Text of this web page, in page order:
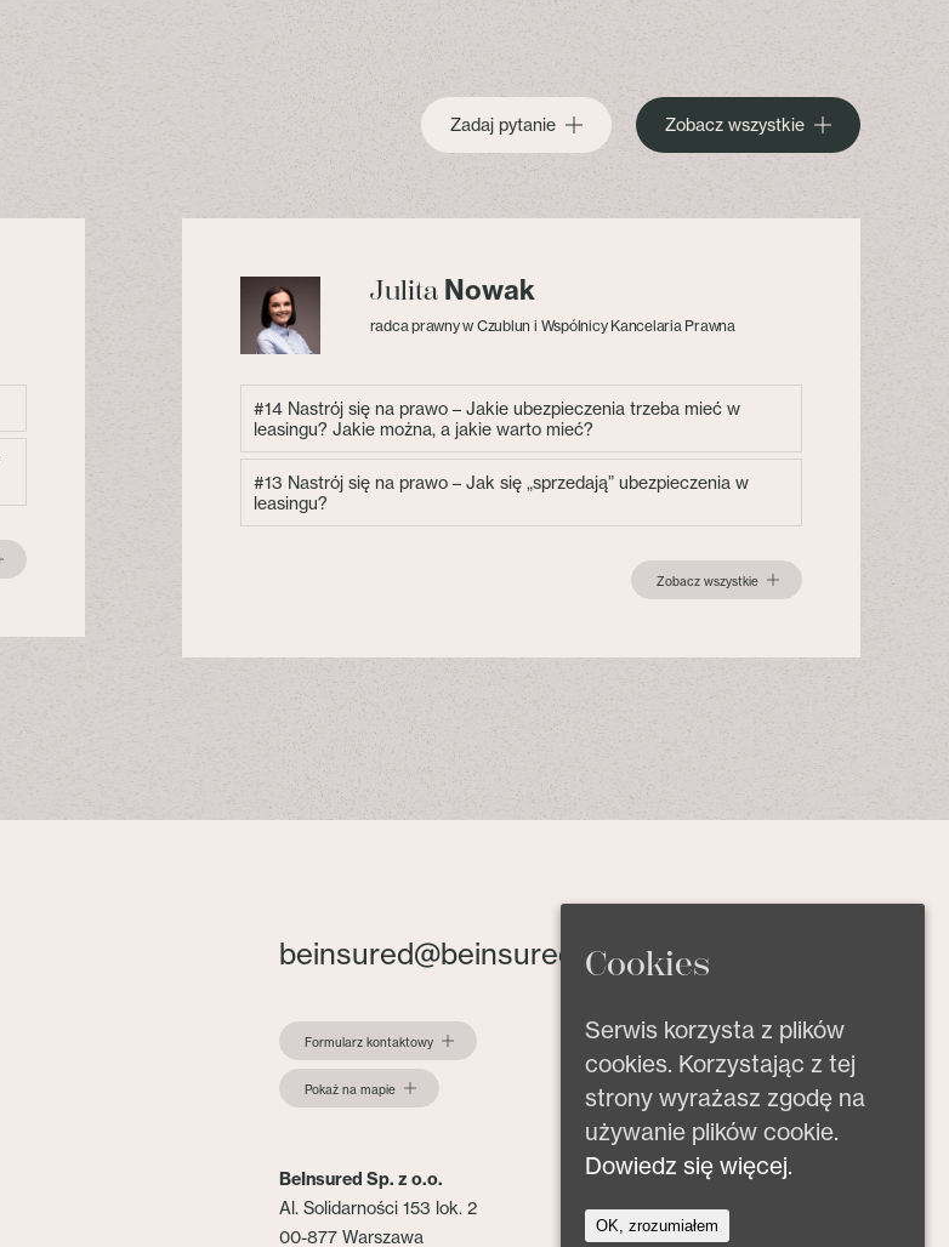
Zadaj pytanie Zobacz wszystkie
Julita Nowak
radca prawny w Czublun i Wspólnicy Kancelaria Prawna
#14 Nastrój się na prawo – Jakie ubezpieczenia trzeba mieć w
leasingu? Jakie można, a jakie warto mieć?
#13 Nastrój się na prawo – Jak się „sprzedają” ubezpieczenia w
leasingu?
Zobacz wszystkie
beinsured@beinsured.pl
Formularz kontaktowy
Pokaż na mapie
BeInsured Sp. z o.o.
Al. Solidarności 153 lok. 2
00-877 Warszawa
Cookies
Serwis korzysta z plików
cookies. Korzystając z tej
strony wyrażasz zgodę na
używanie plików cookie.
Dowiedz się więcej.
OK, zrozumiałem